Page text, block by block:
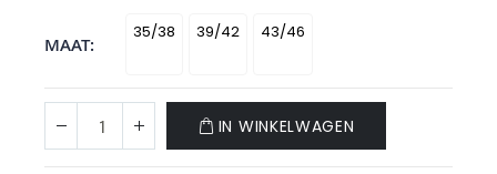
MAAT
35/38 39/42 43/46
IN WINKELWAGEN